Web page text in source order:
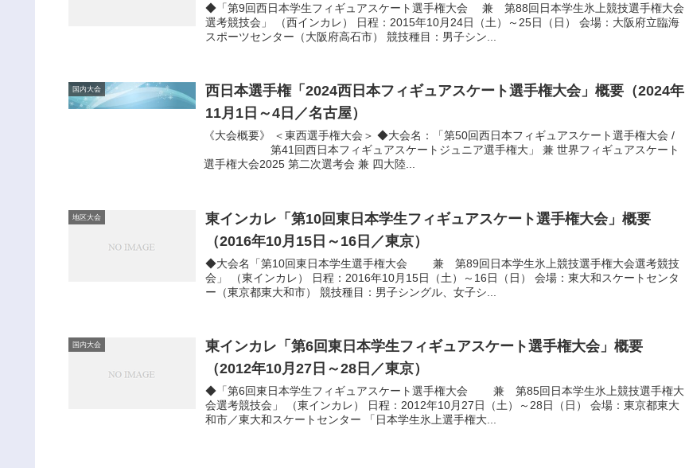
◆「第9回西日本学生フィギュアスケート選手権大会 兼 第88回日本学生氷上競技選手権大会
選考競技会」 （西インカレ） 日程：2015年10月24日（土）～25日（日） 会場：大阪府立臨海
スポーツセンター（大阪府高石市） 競技種目：男子シン...
国内大会
西日本選手権「2024西日本フィギュアスケート選手権大会」概要（2024年
11月1日～4日／名古屋）
《大会概要》 ＜東西選手権大会＞ ◆大会名：「第50回西日本フィギュアスケート選手権大会 /
第41回西日本フィギュアスケートジュニア選手権大」 兼 世界フィギュアスケート
選手権大会2025 第二次選考会 兼 四大陸...
地区大会
東インカレ「第10回東日本学生フィギュアスケート選手権大会」概要
（2016年10月15日～16日／東京）
◆大会名「第10回東日本学生選手権大会 兼 第89回日本学生氷上競技選手権大会選考競技
会」 （東インカレ） 日程：2016年10月15日（土）～16日（日） 会場：東大和スケートセンタ
ー（東京都東大和市） 競技種目：男子シングル、女子シ...
国内大会
東インカレ「第6回東日本学生フィギュアスケート選手権大会」概要
（2012年10月27日～28日／東京）
◆「第6回東日本学生フィギュアスケート選手権大会 兼 第85回日本学生氷上競技選手権大
会選考競技会」 （東インカレ） 日程：2012年10月27日（土）～28日（日） 会場：東京都東大
和市／東大和スケートセンター 「日本学生氷上選手権大...